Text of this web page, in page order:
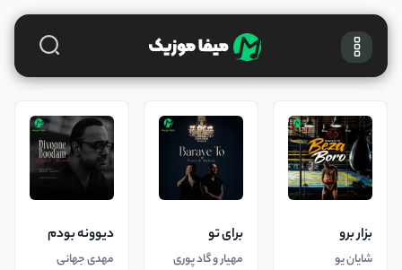
بزار برو
شایان یو
برای تو
مهیار و گاد پوری
دیوونه بودم
مهدی جهانی